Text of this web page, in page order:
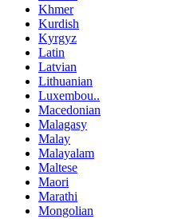
Khmer
Kurdish
Kyrgyz
Latin
Latvian
Lithuanian
Luxembou..
Macedonian
Malagasy
Malay
Malayalam
Maltese
Maori
Marathi
Mongolian